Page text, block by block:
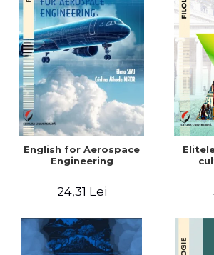
English for Aerospace
Engineering
24,31 Lei